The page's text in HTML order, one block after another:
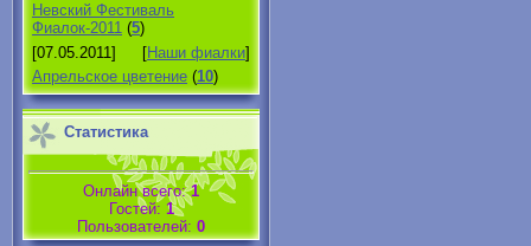
Невский Фестиваль
Фиалок-2011 (5)
[07.05.2011]
[Наши фиалки]
Апрельское цветение (10)
Статистика
Онлайн всего:1
Гостей: 1
Пользователей: 0